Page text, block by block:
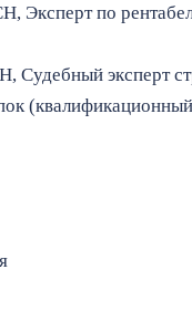
по
эксперт